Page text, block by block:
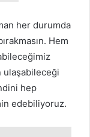
her durumda
Hem
ulaşabileceği
hep
edebiliyoruz.